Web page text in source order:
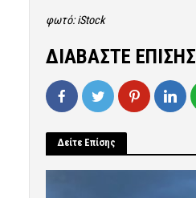
φωτό: iStock
ΔΙΑΒΑΣΤΕ ΕΠΙΣΗΣ
Δείτε Επίσης